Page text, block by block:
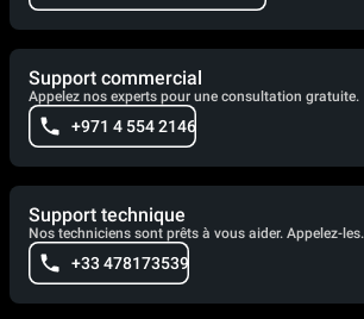
Support commercial
Appelez nos experts pour une consultation gratuite.
+971 4 554 2146
Support technique
Nos techniciens sont prêts à vous aider. Appelez-les.
+33 478173539